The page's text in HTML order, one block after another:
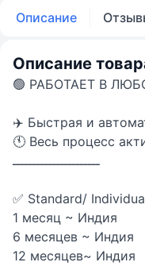
6 МЕСЯЦЫ DUO
Описание
Описание
🟢 РАБОТАЕТ В
✈️ Быстрая и
🕚 Весь процесс
ــــــــــــــــــــــ
✅ Standard/
1 месяц ~ Индия
6 месяцев ~ Индия
12 месяцев~ Индия